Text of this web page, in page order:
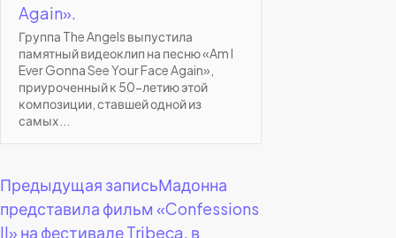
Again».
Группа The Angels выпустила
памятный видеоклип на песню «Am I
Ever Gonna See Your Face Again»,
приуроченный к 50-летию этой
композиции, ставшей одной из
самых...
Навигация
по
Предыдущая записьМадонна
представила фильм «Confessions
II» на фестивале Tribeca, в